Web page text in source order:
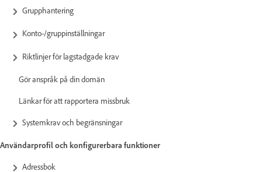
Grupphantering
Konto-/gruppinställningar
Riktlinjer för lagstadgade krav
Gör anspråk på din domän
Länkar för att rapportera missbruk
Systemkrav och begränsningar
Användarprofil och konfigurerbara funktioner
Adressbok